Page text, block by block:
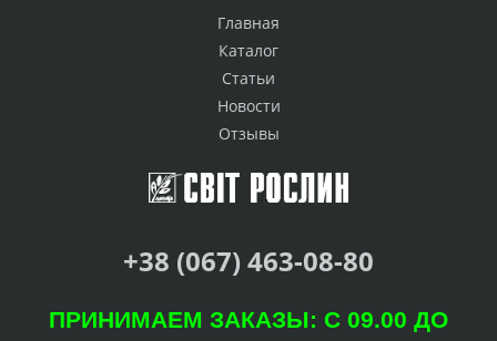
Главная
Каталог
Статьи
Новости
Отзывы
+38 (067) 463-08-80
ПРИНИМАЕМ ЗАКАЗЫ: С 09.00 ДО